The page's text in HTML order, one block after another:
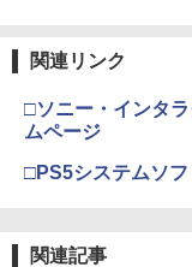
関連リンク
□ソニー・インタ
ムページ
□PS5システムソ
関連記事